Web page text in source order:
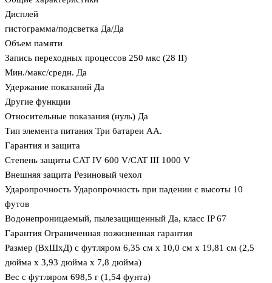
Дисплей
гистограмма/подсветка Да/Да
Объем памяти
Запись переходных процессов 250 мкс (28 II)
Мин./макс/средн. Да
Удержание показаний Да
Другие функции
Относительные показания (нуль) Да
Тип элемента питания Три батареи АА.
Гарантия и защита
Степень защиты CAT IV 600 V/CAT III 1000 V
Внешняя защита Резиновый чехол
Ударопрочность Ударопрочность при падении с высоты 10
футов
Водонепроницаемый, пылезащищенный Да, класс IP 67
Гарантия Ограниченная пожизненная гарантия
Размер (ВxШxД) с футляром 6,35 см x 10,0 см x 19,81 см (2,5
дюйма x 3,93 дюйма x 7,8 дюйма)
Вес с футляром 698,5 г (1,54 фунта)